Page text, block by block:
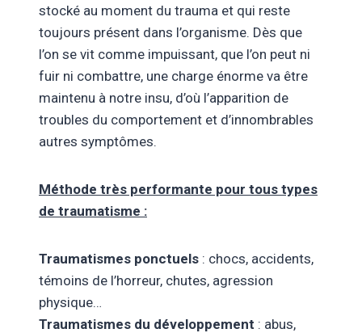
stocké au moment du trauma et qui reste
toujours présent dans l’organisme. Dès que
l’on se vit comme impuissant, que l’on peut ni
fuir ni combattre, une charge énorme va être
maintenu à notre insu, d’où l’apparition de
troubles du comportement et d’innombrables
autres symptômes.
Méthode très performante pour tous types
de traumatisme :
Traumatismes ponctuels : chocs, accidents,
témoins de l’horreur, chutes, agression
physique…
Traumatismes du développement : abus,